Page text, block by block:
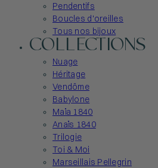
Pendentifs
Boucles d'oreilles
Tous nos bijoux
COLLECTIONS
Nuage
Héritage
Vendôme
Babylone
Maïa 1840
Anaïs 1840
Trilogie
Toi & Moi
Marseillais Pellegrin